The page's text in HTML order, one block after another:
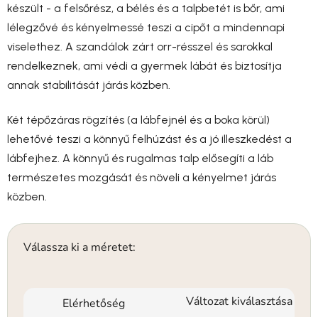
készült - a felsőrész, a bélés és a talpbetét is bőr, ami
lélegzővé és kényelmessé teszi a cipőt a mindennapi
viselethez. A szandálok zárt orr-résszel és sarokkal
rendelkeznek, ami védi a gyermek lábát és biztosítja
annak stabilitását járás közben.
Két tépőzáras rögzítés (a lábfejnél és a boka körül)
lehetővé teszi a könnyű felhúzást és a jó illeszkedést a
lábfejhez. A könnyű és rugalmas talp elősegíti a láb
természetes mozgását és növeli a kényelmet járás
közben.
Válassza ki a méretet:
Elérhetőség Változat kiválasztása